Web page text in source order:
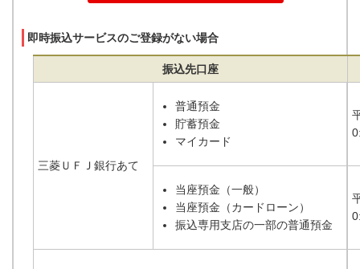
即時振込サービスのご登録がない場合
振込先口座
三菱ＵＦＪ銀行あて
普通預金
貯蓄預金
マイカード
当座預金（一般）
当座預金（カードローン）
振込専用支店の一部の普通預金